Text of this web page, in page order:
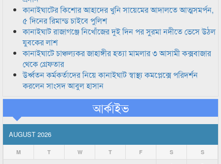
কানাইঘাটের কিশোর আহাদের খুনি সায়েমের আদালতে আত্মসমর্পন,
৫ দিনের রিমান্ড চাইবে পুলিশ
কানাইঘাট রাজাগঞ্জে নিখোঁজের দুই দিন পর সুরমা নদীতে ভেসে উঠল
যুবকের লাশ
কানাইঘাটে চাঞ্চল্যকর জাহাঙ্গীর হত্যা মামলার ৩ আসামী কক্সবাজার
থেকে গ্রেফতার
উর্ধ্বতন কর্মকর্তাদের নিয়ে কানাইঘাট স্বাস্থ্য কমপ্লেক্সে পরিদর্শন
করলেন সাংসদ আবুল হাসান
আর্কাইভ
AUGUST 2026
M T W T F S S